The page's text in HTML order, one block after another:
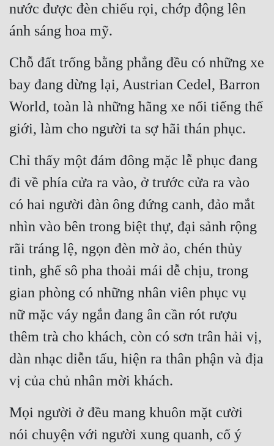
Huyền Nghi
Hài Hước
Hệ Thống
Học Đường
Khoa Huyễn
Khoa Huyễn Không Gian
Kinh Dị
Kiếm Hiệp
Linh Dị
Làm Giàu
Lịch Sử
Mưu Mô
Mạt Thế
Mỹ Thực
Ngôn Tình
nước được đèn chiếu rọi, chớp động lên
ánh sáng hoa mỹ.
Chỗ đất trống bằng phẳng đều có những xe
bay đang dừng lại, Austrian Cedel, Barron
World, toàn là những hãng xe nổi tiếng thế
giới, làm cho người ta sợ hãi thán phục.
Chỉ thấy một đám đông mặc lễ phục đang
đi về phía cửa ra vào, ở trước cửa ra vào
có hai người đàn ông đứng canh, đảo mắt
nhìn vào bên trong biệt thự, đại sảnh rộng
rãi tráng lệ, ngọn đèn mờ ảo, chén thủy
tinh, ghế sô pha thoải mái dễ chịu, trong
gian phòng có những nhân viên phục vụ
nữ mặc váy ngắn đang ân cần rót rượu
thêm trà cho khách, còn có sơn trân hải vị,
dàn nhạc diễn tấu, hiện ra thân phận và địa
vị của chủ nhân mời khách.
Mọi người ở đều mang khuôn mặt cười
nói chuyện với người xung quanh, cố ý